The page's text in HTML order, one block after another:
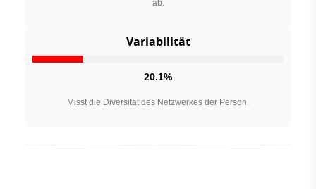
ab.
Variabilität
20.1%
Misst die Diversität des Netzwerkes der Person.